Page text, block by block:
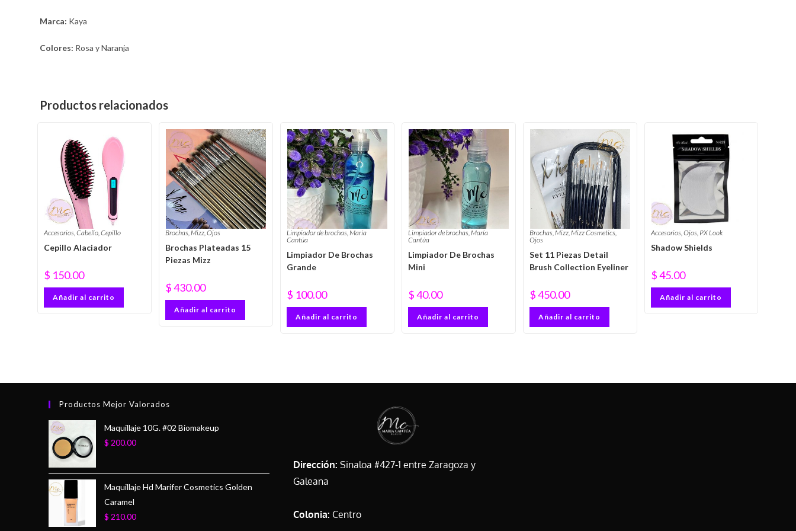
Marca: Kaya
Colores: Rosa y Naranja
Productos relacionados
Accesorios,Cabello,Cepillo
Cepillo Alaciador
$ 150.00
Añadir al carrito
Brochas,Mizz,Ojos
Brochas Plateadas 15
Piezas Mizz
$430.00
Añadir al carrito
Limpiador de brochas,María
Cantúa
Limpiador De Brochas
Grande
$ 100.00
Añadir al carrito
Limpiador de brochas,María
Cantúa
Limpiador De Brochas
Mini
$40.00
Añadir al carrito
Brochas,Mizz,Mizz Cosmetics,
Ojos
Set 11 Piezas Detail
Brush Collection Eyeliner
$450.00
Añadir al carrito
Accesorios,Ojos, PX Look
Shadow Shields
$45.00
Añadir al carrito
Productos Mejor Valorados
Maquillaje 10G. #02 Biomakeup
$ 200.00
Maquillaje Hd Marifer Cosmetics Golden
Caramel
$ 210.00
Dirección: Sinaloa #427-1 entre Zaragoza y
Galeana
Colonia: Centro